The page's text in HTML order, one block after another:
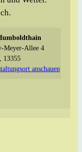
Meyer-Allee 4
13355
anschauen